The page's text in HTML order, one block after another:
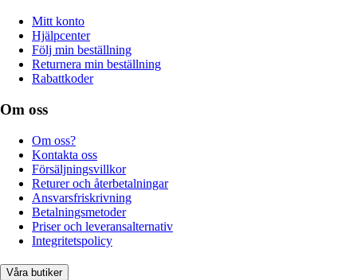
Mitt konto
Hjälpcenter
Följ min beställning
Returnera min beställning
Rabattkoder
Om oss
Om oss?
Kontakta oss
Försäljningsvillkor
Returer och återbetalningar
Ansvarsfriskrivning
Betalningsmetoder
Priser och leveransalternativ
Integritetspolicy
Våra butiker